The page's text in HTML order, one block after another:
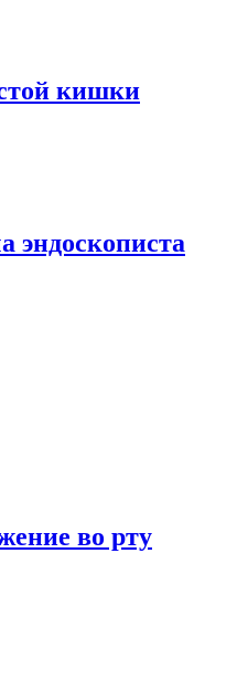
кишки
эндоскописта
во рту